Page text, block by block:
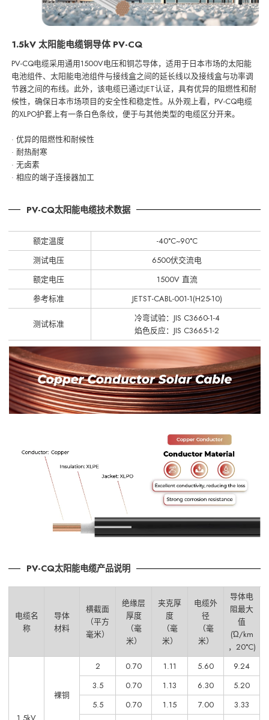
1.5kV 太阳能电缆铜导体 PV-CQ
PV-CQ电缆采用通用1500V电压和铜芯导体，适用于日本市场的太阳能
电池组件、太阳能电池组件与接线盒之间的延长线以及接线盒与功率调
节器之间的布线。此外，该电缆已通过JET认证，具有优异的阻燃性和耐
候性，确保日本市场项目的安全性和稳定性。 从外观上看，PV-CQ电缆
的XLPO护套上有一条白色条纹，便于与其他类型的电缆区分开来。
· 优异的阻燃性和耐候性
· 耐热耐寒
· 无卤素
· 相应的端子连接器加工
PV-CQ太阳能电缆技术数据
额定温度
-40°C~90°C
测试电压
6500伏交流电
额定电压
1500V 直流
参考标准
JETST-CABL-001-1(H25-10)
测试标准
冷弯试验：JIS C3660-1-4
焰色反应：JIS C3665-1-2
PV-CQ太阳能电缆产品说明
电缆名
称
导体
材料
横截面
（平方
毫米）
绝缘层
厚度
（毫
米）
夹克厚
度
（毫
米）
电缆外
径
（毫
米）
导体电
阻最大
值
(Ώ/km
，20°C)
裸铜
2 0.70 1.11 5.60
9.24
3.5
0.70 1.13 6.30
5.20
5.5
0.70 1.15 7.00
3.33